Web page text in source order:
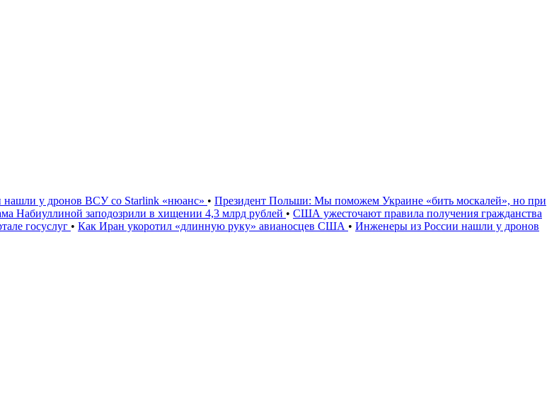
у дронов ВСУ со Starlink «нюанс» • Президент Польши: Мы поможем Украине «бить москалей», но при
Набиуллиной заподозрили в хищении 4,3 млрд рублей • США ужесточают правила получения гражданства
госуслуг • Как Иран укоротил «длинную руку» авианосцев США • Инженеры из России нашли у дронов